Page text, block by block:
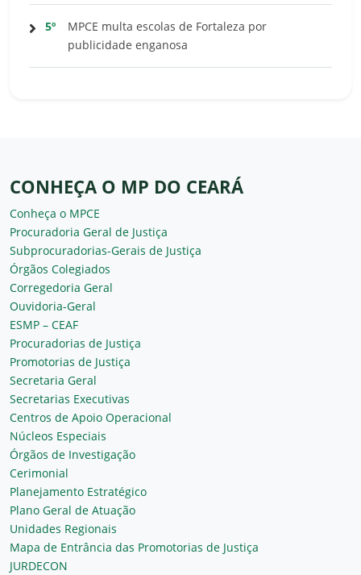
5º
MPCE multa escolas de Fortaleza por
publicidade enganosa
CONHEÇA O MP DO CEARÁ
Conheça o MPCE
Procuradoria Geral de Justiça
Subprocuradorias-Gerais de Justiça
Órgãos Colegiados
Corregedoria Geral
Ouvidoria-Geral
ESMP – CEAF
Procuradorias de Justiça
Promotorias de Justiça
Secretaria Geral
Secretarias Executivas
Centros de Apoio Operacional
Núcleos Especiais
Órgãos de Investigação
Cerimonial
Planejamento Estratégico
Plano Geral de Atuação
Unidades Regionais
Mapa de Entrância das Promotorias de Justiça
JURDECON